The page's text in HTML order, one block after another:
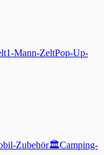
1-Mann-ZeltPop-Up-
Zubehör🏛️Camping-